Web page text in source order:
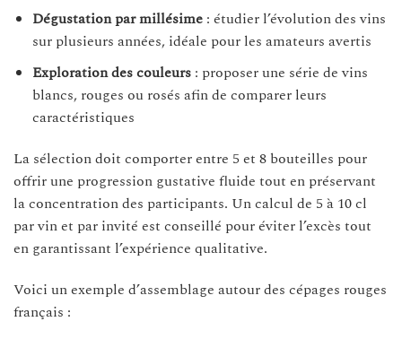
Dégustation par millésime: étudier l’évolution des vins
sur plusieurs années, idéale pour les amateurs avertis
Exploration des couleurs: proposer une série de vins
blancs, rouges ou rosés afin de comparer leurs
caractéristiques
La sélection doit comporter entre 5 et 8 bouteilles pour
offrir une progression gustative fluide tout en préservant
la concentration des participants. Un calcul de 5 à 10 cl
par vin et par invité est conseillé pour éviter l’excès tout
en garantissant l’expérience qualitative.
Voici un exemple d’assemblage autour des cépages rouges
français :